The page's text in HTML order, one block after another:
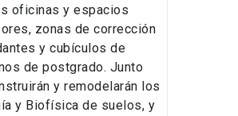
oficinas y espacios
zonas de corrección
y cubículos de
de postgrado. Junto
y remodelarán los
y Biofísica de suelos, y